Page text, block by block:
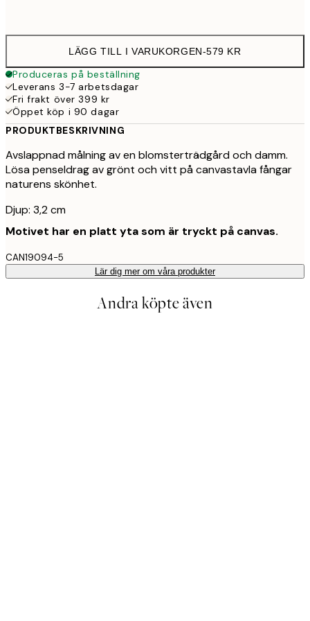
LÄGG TILL I VARUKORGEN-579 KR
Produceras på beställning
Leverans 3-7 arbetsdagar
Fri frakt över 399 kr
Öppet köp i 90 dagar
PRODUKTBESKRIVNING
Avslappnad målning av en blomsterträdgård och damm.
Lösa penseldrag av grönt och vitt på canvastavla fångar
naturens skönhet.
Djup: 3,2 cm
Motivet har en platt yta som är tryckt på canvas.
CAN19094-5
Lär dig mer om våra produkter
Andra köpte även